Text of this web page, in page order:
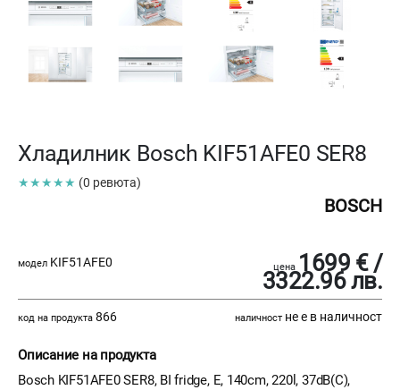
Хладилник Bosch KIF51AFE0 SER8
★★★★★ (0 ревюта)
BOSCH
модел KIF51AFE0 цена 1699 € /
3322.96 лв.
код на продукта 866 наличност не е в наличност
Описание на продукта
Bosch KIF51AFE0 SER8, BI fridge, E, 140cm, 220l, 37dB(C),